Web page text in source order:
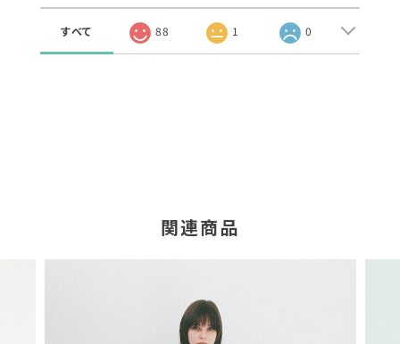
すべて 88 1 0
関連商品